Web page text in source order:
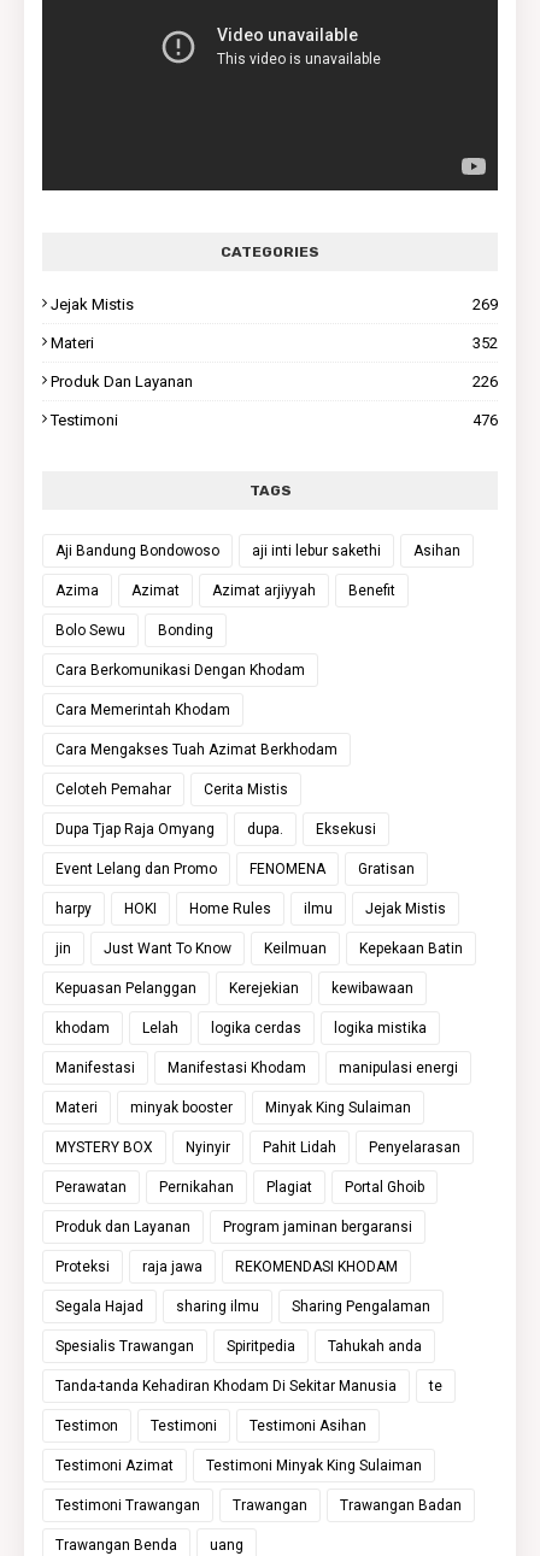
CATEGORIES
Jejak Mistis 269
Materi 352
Produk Dan Layanan 226
Testimoni 476
TAGS
Aji Bandung Bondowoso aji inti lebur sakethi Asihan
Azima Azimat Azimat arjiyyah Benefit
Bolo Sewu Bonding
Cara Berkomunikasi Dengan Khodam
Cara Memerintah Khodam
Cara Mengakses Tuah Azimat Berkhodam
Celoteh Pemahar Cerita Mistis
Dupa Tjap Raja Omyang dupa. Eksekusi
Event Lelang dan Promo FENOMENA Gratisan
harpy HOKI Home Rules ilmu Jejak Mistis
jin Just Want To Know Keilmuan Kepekaan Batin
Kepuasan Pelanggan Kerejekian kewibawaan
khodam Lelah logika cerdas logika mistika
Manifestasi Manifestasi Khodam manipulasi energi
Materi minyak booster Minyak King Sulaiman
MYSTERY BOX Nyinyir Pahit Lidah Penyelarasan
Perawatan Pernikahan Plagiat Portal Ghoib
Produk dan Layanan Program jaminan bergaransi
Proteksi raja jawa REKOMENDASI KHODAM
Segala Hajad sharing ilmu Sharing Pengalaman
Spesialis Trawangan Spiritpedia Tahukah anda
Tanda-tanda Kehadiran Khodam Di Sekitar Manusia te
Testimon Testimoni Testimoni Asihan
Testimoni Azimat Testimoni Minyak King Sulaiman
Testimoni Trawangan Trawangan Trawangan Badan
Trawangan Benda uang